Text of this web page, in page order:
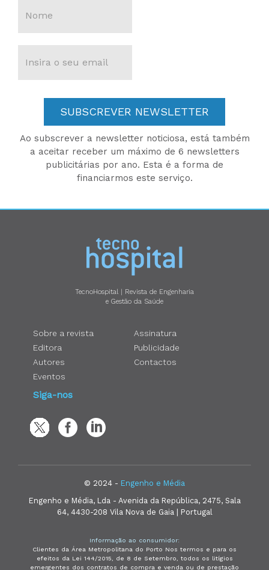
SUBSCREVER NEWSLETTER
Ao subscrever a newsletter noticiosa, está também
a aceitar receber um máximo de 6 newsletters
publicitárias por ano. Esta é a forma de
financiarmos este serviço.
TecnoHospital | Revista de Engenharia
e Gestão da Saúde
Sobre a revista
Editora
Autores
Eventos
Assinatura
Publicidade
Contactos
Siga-nos
© 2024 - Engenho e Média
Engenho e Média, Lda - Avenida da República, 2475, Sala
64, 4430-208 Vila Nova de Gaia | Portugal
Informação ao consumidor:
Clientes da Área Metropolitana do Porto Nos termos e para os
efeitos da Lei 144/2015, de 8 de Setembro, todos os litígios
emergentes dos contratos de compra e venda ou de prestação